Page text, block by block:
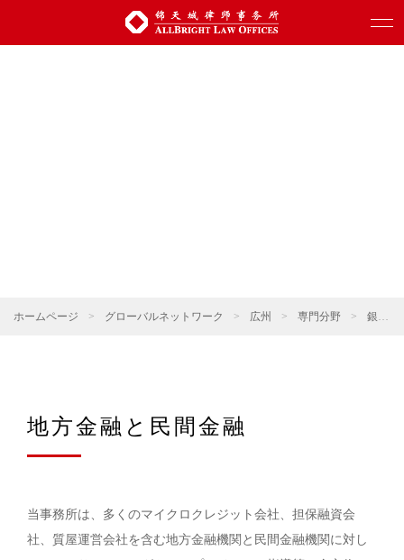
ホームページ > グローバルネットワーク > 広州 > 専門分野 > 銀行・ファイナンス
地方金融と民間金融
当事務所は、多くのマイクロクレジット会社、担保融資会
社、質屋運営会社を含む地方金融機関と民間金融機関に対し